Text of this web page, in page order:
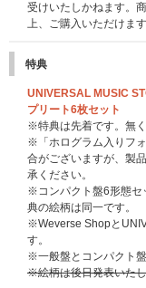
受けいたしかねます。
上、ご購入いただけま
特典
UNIVERSAL MUSIC
プリート6枚セット
※特典は先着です。無
※「ホログラム入りフ
合がございますが、製
承ください。
※コンパクト盤6形態セ
典の絵柄は同一です。
※Weverse Shopと
す。
※一般盤とコンパクト
※絵柄は後日発表いた